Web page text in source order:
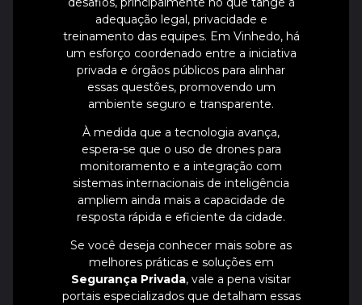
adequação legal, privacidade e
treinamento das equipes. Em Vinhedo, há
um esforço coordenado entre a iniciativa
privada e órgãos públicos para alinhar
essas questões, promovendo um
ambiente seguro e transparente.
À medida que a tecnologia avança,
espera-se que o uso de drones para
monitoramento e a integração com
sistemas internacionais de inteligência
ampliem ainda mais a capacidade de
resposta rápida e eficiente da cidade.
Se você deseja conhecer mais sobre as
melhores práticas e soluções em
Segurança Privada, vale a pena visitar
portais especializados que detalham essas